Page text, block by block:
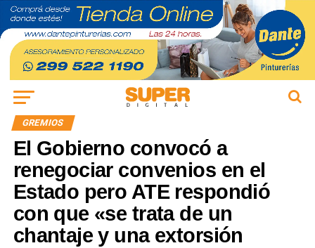
GREMIOS
El Gobierno convocó a
renegociar convenios en el
Estado pero ATE respondió
con que «se trata de un
chantaje y una extorsión